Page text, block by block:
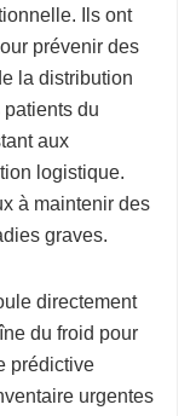
Ils ont
prévenir des
la distribution
du
aux
logistique.
à maintenir des
graves.
directement
du froid pour
prédictive
urgentes